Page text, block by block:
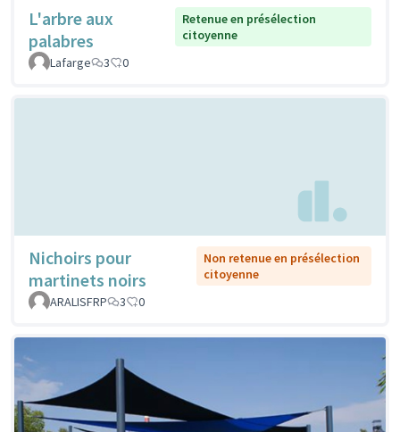
L'arbre aux
palabres
Retenue en présélection
citoyenne
Lafarge
3 0
Nichoirs pour
martinets noirs
Non retenue en présélection
citoyenne
ARALISFRP
3 0